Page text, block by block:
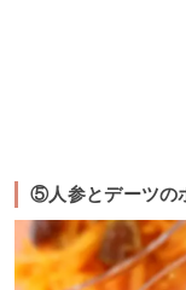
⑤人参とデーツの